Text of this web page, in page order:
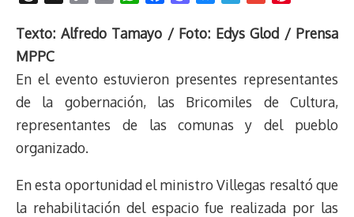
r
e
d
s
p
i
n
k
i
a
A
p
c
o
o
k
s
d
o
n
u
k
y
l
a
m
a
n
r
e
s
Texto: Alfredo Tamayo / Foto: Edys Glod / Prensa
MPPC
En el evento estuvieron presentes representantes
de la gobernación, las Bricomiles de Cultura,
representantes de las comunas y del pueblo
organizado.
En esta oportunidad el ministro Villegas resaltó que
la rehabilitación del espacio fue realizada por las